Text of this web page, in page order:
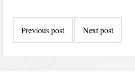
navigation
Previous post Next post